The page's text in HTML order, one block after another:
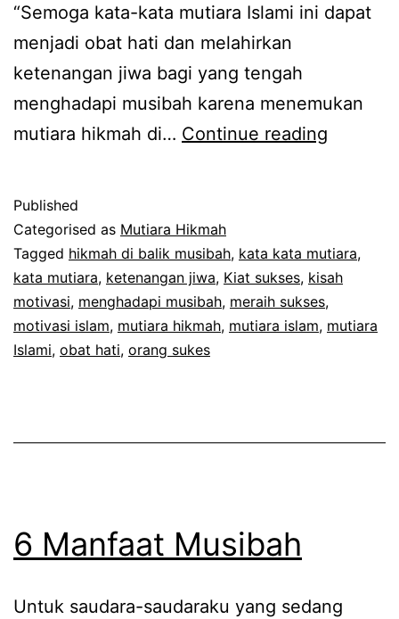
“Semoga kata-kata mutiara Islami ini dapat
menjadi obat hati dan melahirkan
ketenangan jiwa bagi yang tengah
menghadapi musibah karena menemukan
mutiara hikmah di… Continue reading
Published
Categorised as Mutiara Hikmah
Tagged hikmah di balik musibah, kata kata mutiara,
kata mutiara, ketenangan jiwa, Kiat sukses, kisah
motivasi, menghadapi musibah, meraih sukses,
motivasi islam, mutiara hikmah, mutiara islam, mutiara
Islami, obat hati, orang sukes
6 Manfaat Musibah
Untuk saudara-saudaraku yang sedang